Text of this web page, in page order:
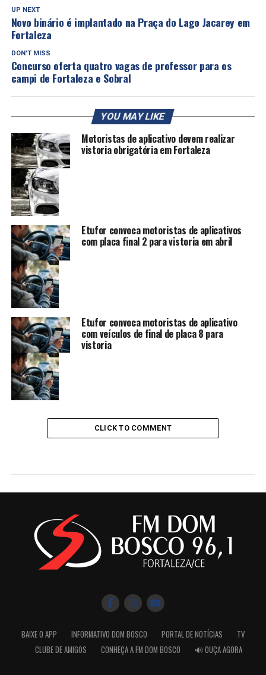
UP NEXT
Novo binário é implantado na Praça do Lago Jacarey em
Fortaleza
DON'T MISS
Concurso oferta quatro vagas de professor para os
campi de Fortaleza e Sobral
YOU MAY LIKE
Motoristas de aplicativo devem realizar
vistoria obrigatória em Fortaleza
Etufor convoca motoristas de aplicativos
com placa final 2 para vistoria em abril
Etufor convoca motoristas de aplicativo
com veículos de final de placa 8 para
vistoria
CLICK TO COMMENT
BAIXE O APP INFORMATIVO DOM BOSCO PORTAL DE NOTÍCIAS
TV
CLUBE DE AMIGOS
CONHEÇA A FM DOM BOSCO 🔊 OUÇA AGORA